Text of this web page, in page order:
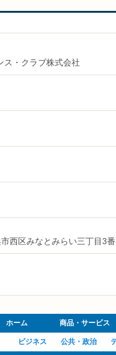
ス・クラブ株式会社
西区みなとみらい三丁目3
ホーム 商品・サービス
ビジネス 公共・政治